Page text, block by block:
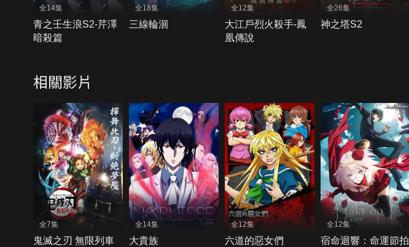
全14集
青之壬生浪S2-芹澤
暗殺篇
全18集
三線輪洄
全12集
大江戶烈火殺手-鳳
凰傳說
全26集
神之塔S2
相關影片
全7集
鬼滅之刃 無限列車
全14集
大貴族
全12集
六道的惡女們
全12集
宿命迴響：命運節拍